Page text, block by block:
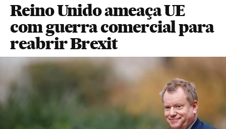
Reino Unido ameaça UE
com guerra comercial para
reabrir Brexit